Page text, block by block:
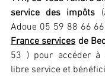
service des impôts
Adoue 05 59 88 66
France services de
53 ) pour accéder à
libre service et